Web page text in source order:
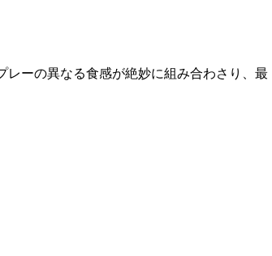
ーの異なる食感が絶妙に組み合わさり、最